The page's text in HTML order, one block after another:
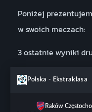
Poniżej
w swoich meczach:
3 ostatnie wyniki
Polska - Ekstraklasa
Raków